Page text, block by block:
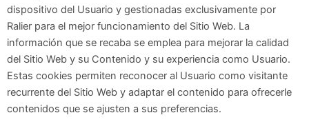
dispositivo del Usuario y gestionadas exclusivamente por
Ralier para el mejor funcionamiento del Sitio Web. La
información que se recaba se emplea para mejorar la calidad
del Sitio Web y su Contenido y su experiencia como Usuario.
Estas cookies permiten reconocer al Usuario como visitante
recurrente del Sitio Web y adaptar el contenido para ofrecerle
contenidos que se ajusten a sus preferencias.